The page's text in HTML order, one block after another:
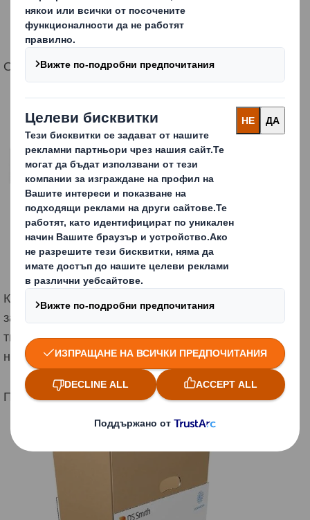
Оптимизирана версия със скосени клапи:
Капак - съществуващата много здрава конструкция
залепена по цялата височина е променена на капак
тип U - вложените суровини са намалени от 0,37 m2
на 0,15 m2 - с 60 % измеримо.
Преди оптимизация: